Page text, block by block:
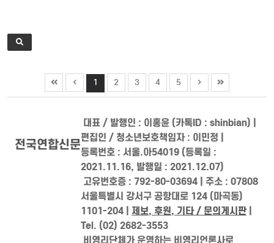
1 2 3 4 5
전국연합신문
대표 / 발행인 : 이홍윤 (카톡ID : shinbian) |
편집인 / 청소년보호책임자 : 이민정 |
등록번호 : 서울.아54019 (등록일 :
2021.11.16, 발행일 : 2021.12.07)
고유번호증 : 792-80-03694 | 주소 : 07808
서울특별시 강서구 공항대로 124 (마곡동)
1101-204 | 제보, 후원, 기타 / 문의게시판|
Tel. (02) 2682-3553
비영리단체가 운영하는 비영리언론사로